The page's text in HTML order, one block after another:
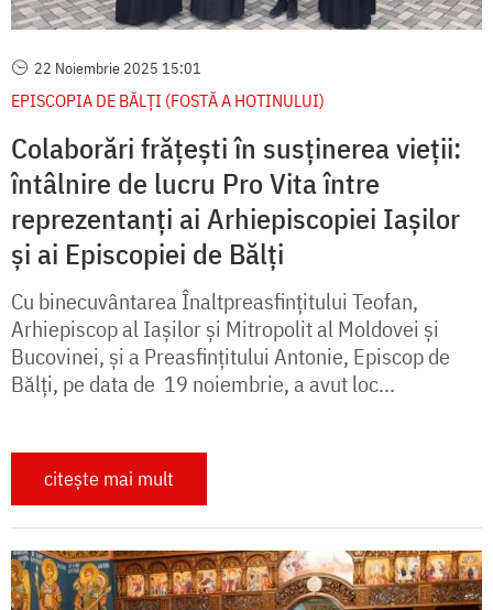
22 Noiembrie 2025 15:01
EPISCOPIA DE BĂLȚI (FOSTĂ A HOTINULUI)
Colaborări frățești în susținerea vieții:
întâlnire de lucru Pro Vita între
reprezentanți ai Arhiepiscopiei Iașilor
și ai Episcopiei de Bălți
Cu binecuvântarea Înaltpreasfințitului Teofan,
Arhiepiscop al Iașilor și Mitropolit al Moldovei și
Bucovinei, și a Preasfințitului Antonie, Episcop de
Bălți, pe data de 19 noiembrie, a avut loc...
citește mai mult